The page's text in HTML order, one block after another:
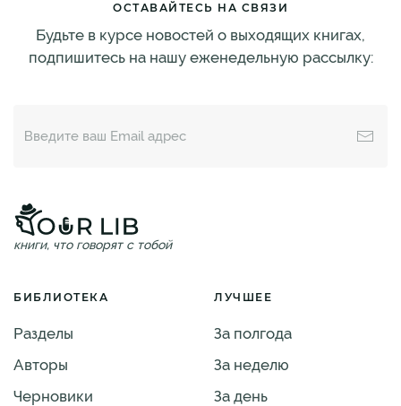
ОСТАВАЙТЕСЬ НА СВЯЗИ
Будьте в курсе новостей о выходящих книгах,
подпишитесь на нашу еженедельную рассылку:
книги, что говорят с тобой
БИБЛИОТЕКА
Разделы
Авторы
Черновики
ЛУЧШЕЕ
За полгода
За неделю
За день